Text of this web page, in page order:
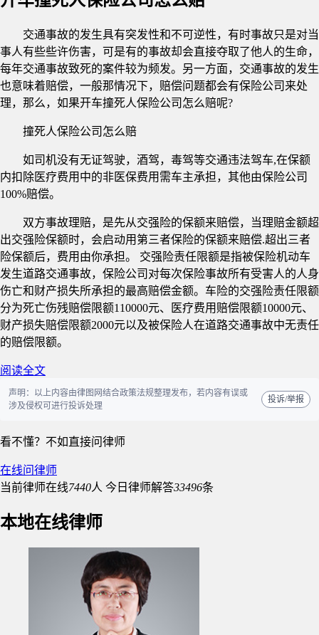
交通事故的发生具有突发性和不可逆性，有时事故只是对当
事人有些些许伤害，可是有的事故却会直接夺取了他人的生命，
每年交通事故致死的案件较为频发。另一方面，交通事故的发生
也意味着赔偿，一般那情况下，赔偿问题都会有保险公司来处
理，那么，如果开车撞死人保险公司怎么赔呢?
撞死人保险公司怎么赔
如司机没有无证驾驶，酒驾，毒驾等交通违法驾车,在保额
内扣除医疗费用中的非医保费用需车主承担，其他由保险公司
100%赔偿。
双方事故理赔，是先从交强险的保额来赔偿，当理赔金额超
出交强险保额时，会启动用第三者保险的保额来赔偿.超出三者
险保额后，费用由你承担。 交强险责任限额是指被保险机动车
发生道路交通事故，保险公司对每次保险事故所有受害人的人身
伤亡和财产损失所承担的最高赔偿金额。车险的交强险责任限额
分为死亡伤残赔偿限额110000元、医疗费用赔偿限额10000元、
财产损失赔偿限额2000元以及被保险人在道路交通事故中无责任
的赔偿限额。
阅读全文
投诉/举报
声明：以上内容由律图网结合政策法规整理发布，若内容有误或
涉及侵权可进行投诉处理
看不懂？不如直接问律师
在线问律师
当前律师在线7440人 今日律师解答33496条
本地在线律师